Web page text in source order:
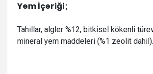
Yem İçeriği;
Tahıllar, algler %12, bitkisel kökenli
mineral yem maddeleri (%1 zeolit dahil).